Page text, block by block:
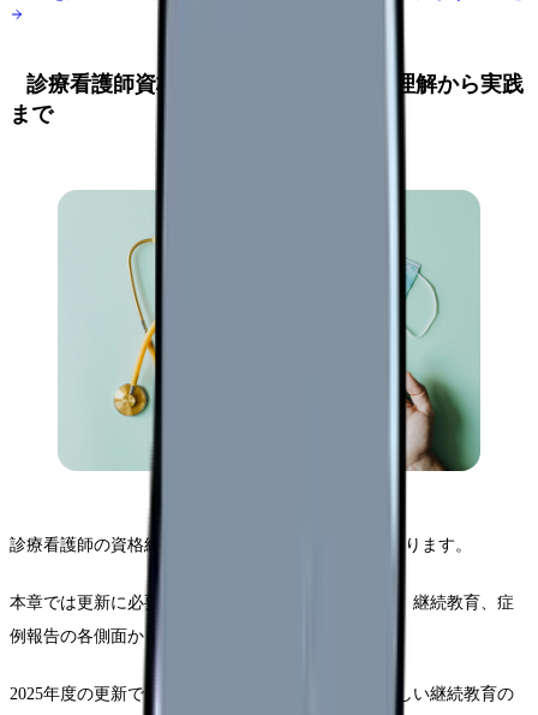
診療看護師資格の更新要件：基本的な理解から実践
まで
診療看護師の資格維持には5年ごとの更新が必要となります。
本章では更新に必要な基本要件について、実務経験、継続教育、症
例報告の各側面から詳しく解説していきます。
2025年度の更新では、特にデジタル化への対応や新しい継続教育の